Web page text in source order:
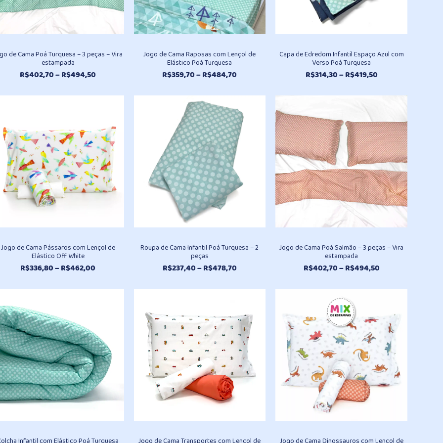
de Cama Poá Turquesa – 3 peças – Vira
estampada
R$402,70–R$494,50
preço:
R$494,50
Jogo de Cama Raposas com Lençol de
Elástico Poá Turquesa
R$359,70–R$484,70
preço:
R$359,70
através
R$484,70
Capa de Edredom Infantil Espaço Azul com
Verso Poá Turquesa
R$314,30–R$419,50Faixa
preço:
R$419,50
Jogo de Cama Pássaros com Lençol de
Elástico Off White
R$336,80–R$462,00
preço:
Roupa de Cama Infantil Poá Turquesa – 2
peças
R$237,40–R$478,70Faixa
preço:
através
R$478,70
Jogo de Cama Poá Salmão – 3 peças – Vira
estampada
R$402,70–R$494,50Faixa
preço:
através
R$494,50